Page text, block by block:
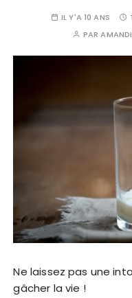
IL Y'A 10 ANS
PAR
Ne laissez pas une
gâcher la vie !